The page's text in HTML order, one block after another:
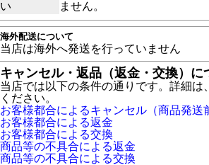
い
ません。
海外配送について
当店は海外へ発送を行っていません
キャンセル・返品（返金・交換）に
当店では以下の条件の通りです。詳細は
ください。
お客様都合によるキャンセル（商品発送
お客様都合による返金
お客様都合による交換
商品等の不具合による返金
商品等の不具合による交換